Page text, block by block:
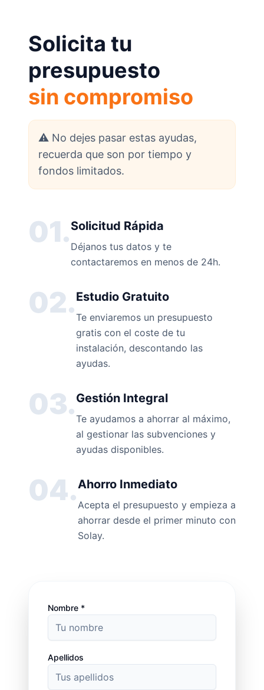
Solicita tu
presupuesto
sin compromiso
⚠️ No dejes pasar estas ayudas,
recuerda que son por tiempo y
fondos limitados.
01.Solicitud Rápida
Déjanos tus datos y te
contactaremos en menos de 24h.
02.Estudio Gratuito
Te enviaremos un presupuesto
gratis con el coste de tu
instalación, descontando las
ayudas.
03.Gestión Integral
Te ayudamos a ahorrar al máximo,
al gestionar las subvenciones y
ayudas disponibles.
04.Ahorro Inmediato
Acepta el presupuesto y empieza a
ahorrar desde el primer minuto con
Solay.
Nombre *
Apellidos